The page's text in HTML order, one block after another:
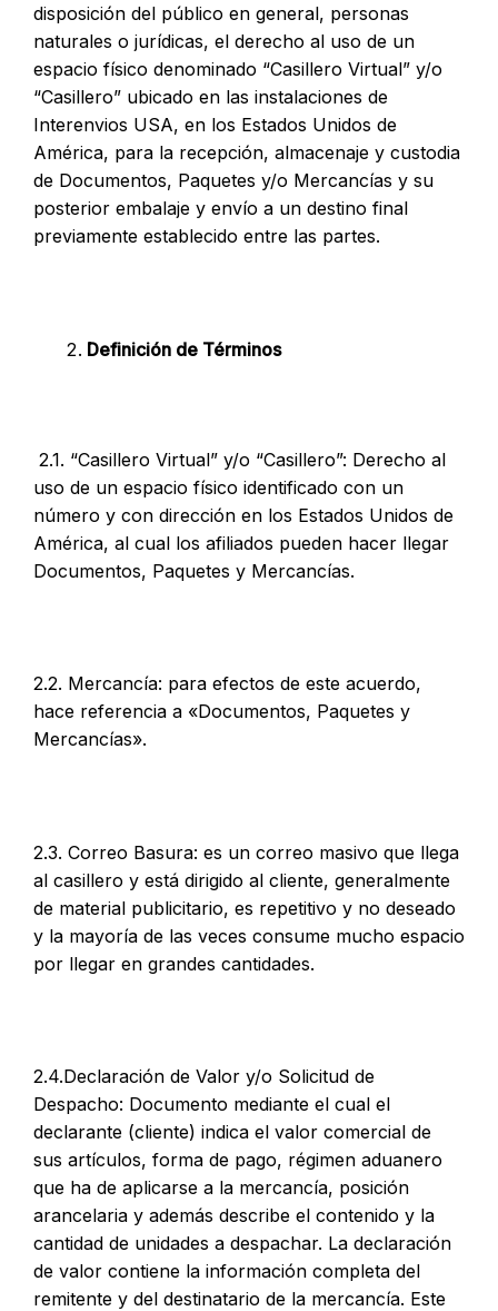
disposición del público en general, personas
naturales o jurídicas, el derecho al uso de un
espacio físico denominado “Casillero Virtual” y/o
“Casillero” ubicado en las instalaciones de
Interenvios USA, en los Estados Unidos de
América, para la recepción, almacenaje y custodia
de Documentos, Paquetes y/o Mercancías y su
posterior embalaje y envío a un destino final
previamente establecido entre las partes.
Definición de Términos
2.1. “Casillero Virtual” y/o “Casillero”: Derecho al
uso de un espacio físico identificado con un
número y con dirección en los Estados Unidos de
América, al cual los afiliados pueden hacer llegar
Documentos, Paquetes y Mercancías.
2.2. Mercancía: para efectos de este acuerdo,
hace referencia a «Documentos, Paquetes y
Mercancías».
2.3. Correo Basura: es un correo masivo que llega
al casillero y está dirigido al cliente, generalmente
de material publicitario, es repetitivo y no deseado
y la mayoría de las veces consume mucho espacio
por llegar en grandes cantidades.
2.4.Declaración de Valor y/o Solicitud de
Despacho: Documento mediante el cual el
declarante (cliente) indica el valor comercial de
sus artículos, forma de pago, régimen aduanero
que ha de aplicarse a la mercancía, posición
arancelaria y además describe el contenido y la
cantidad de unidades a despachar. La declaración
de valor contiene la información completa del
remitente y del destinatario de la mercancía. Este